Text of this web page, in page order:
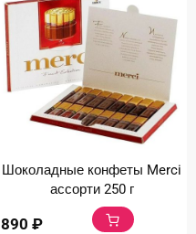
Шоколадные конфеты Merci
ассорти 250 г
890 ₽